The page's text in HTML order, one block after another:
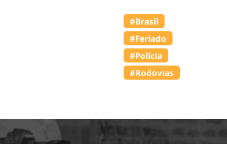
#Brasil
#Feriado
#Polícia
#Rodovias